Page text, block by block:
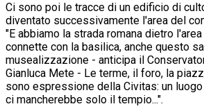
Ci sono poi le tracce di un edificio di
diventato successivamente l'area del
"E abbiamo la strada romana dietro
connette con la basilica, anche questo
musealizzazione - anticipa il
Gianluca Mete - Le terme, il foro, la
sono espressione della Civitas: un
ci mancherebbe solo il tempio...".